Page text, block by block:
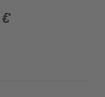
€